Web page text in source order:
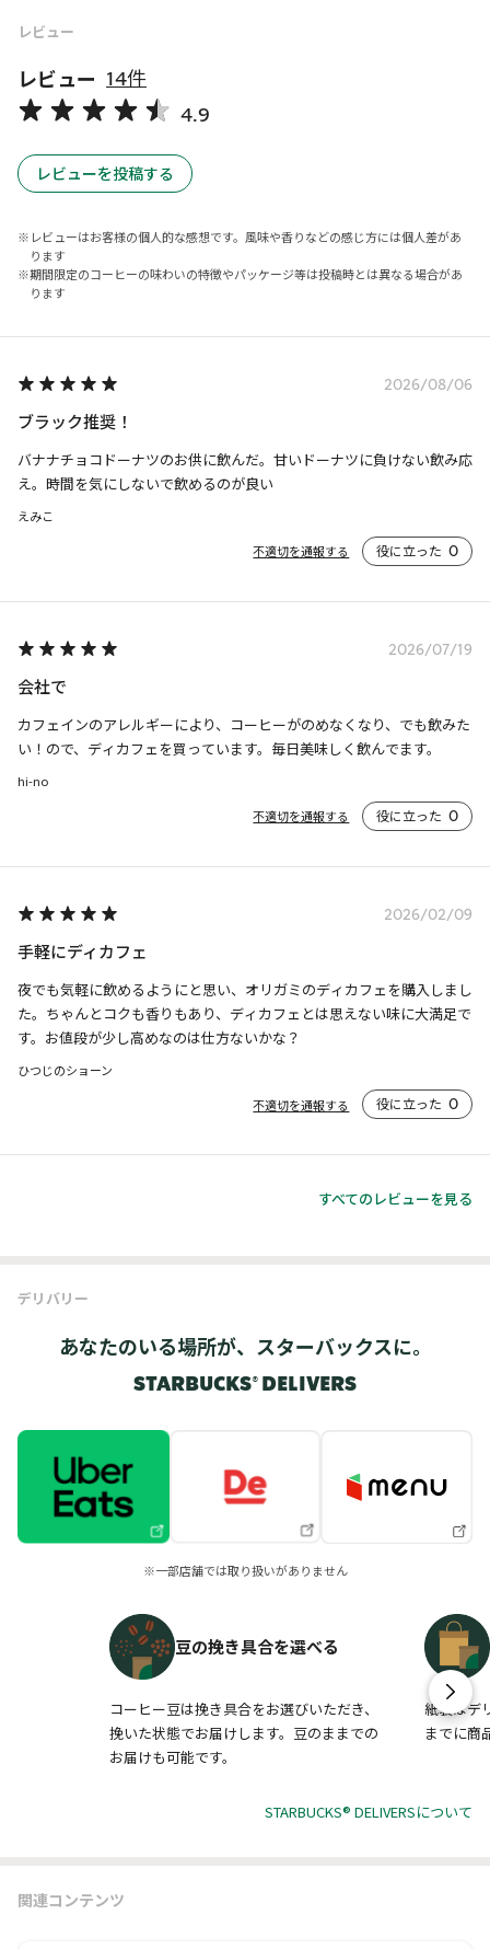
レビュー
レビュー 14件
4.9
レビューを投稿する
レビューはお客様の個人的な感想です。風味や香りなどの感じ方には個人差があ
ります
期間限定のコーヒーの味わいの特徴やパッケージ等は投稿時とは異なる場合があ
ります
2026/08/06
ブラック推奨！
バナナチョコドーナツのお供に飲んだ。甘いドーナツに負けない飲み応
え。時間を気にしないで飲めるのが良い
えみこ
不適切を通報する 役に立った 0
2026/07/19
会社で
カフェインのアレルギーにより、コーヒーがのめなくなり、でも飲みた
い！ので、ディカフェを買っています。毎日美味しく飲んでます。
hi-no
不適切を通報する 役に立った 0
2026/02/09
手軽にディカフェ
夜でも気軽に飲めるようにと思い、オリガミのディカフェを購入しまし
た。ちゃんとコクも香りもあり、ディカフェとは思えない味に大満足で
す。お値段が少し高めなのは仕方ないかな？
ひつじのショーン
不適切を通報する 役に立った 0
すべてのレビューを見る
デリバリー
あなたのいる場所が、スターバックスに。
STARBUCKS® DELIVERS
※一部店舗では取り扱いがありません
豆の挽き具合を選べる
コーヒー豆は挽き具合をお選びいただき、
挽いた状態でお届けします。豆のままでの
お届けも可能です。
紙袋はデ
までに商
STARBUCKS® DELIVERSについて
関連コンテンツ